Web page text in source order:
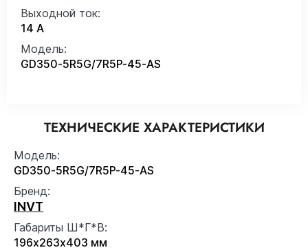
Выходной ток:
14 А
Модель:
GD350-5R5G/7R5P-45-AS
ТЕХНИЧЕСКИЕ ХАРАКТЕРИСТИКИ
Модель:
GD350-5R5G/7R5P-45-AS
Бренд:
INVT
Габариты Ш*Г*В:
196х263х403 мм